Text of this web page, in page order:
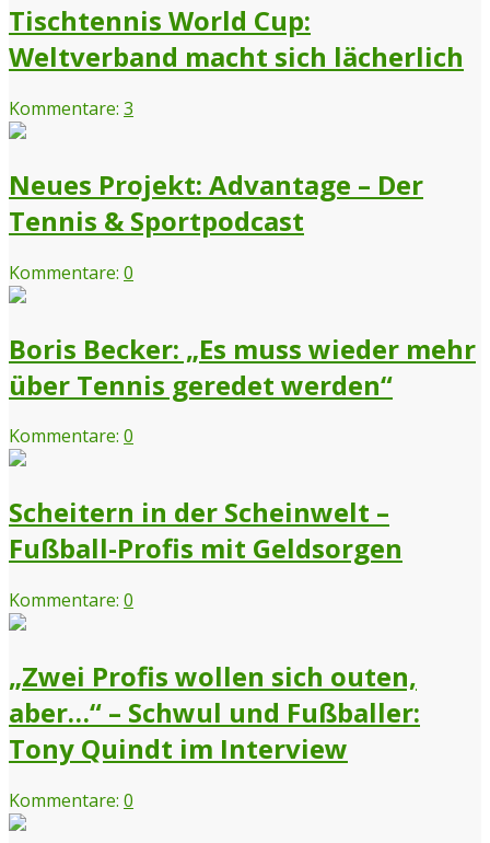
Tischtennis World Cup:
Weltverband macht sich lächerlich
Kommentare: 3
Neues Projekt: Advantage – Der
Tennis & Sportpodcast
Kommentare: 0
Boris Becker: „Es muss wieder mehr
über Tennis geredet werden“
Kommentare: 0
Scheitern in der Scheinwelt –
Fußball-Profis mit Geldsorgen
Kommentare: 0
„Zwei Profis wollen sich outen,
aber…“ – Schwul und Fußballer:
Tony Quindt im Interview
Kommentare: 0